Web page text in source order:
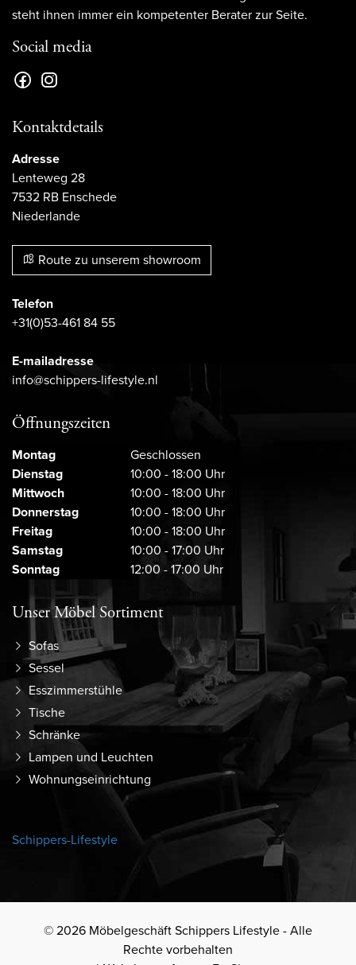
steht ihnen immer ein kompetenter Berater zur Seite.
Social media
Kontaktdetails
Adresse
Lenteweg 28
7532 RB Enschede
Niederlande
Route zu unserem showroom
Telefon
+31(0)53-461 84 55
E-mailadresse
info@schippers-lifestyle.nl
Öffnungszeiten
Montag
Geschlossen
Dienstag
10:00 - 18:00 Uhr
Mittwoch
10:00 - 18:00 Uhr
Donnerstag
10:00 - 18:00 Uhr
Freitag
10:00 - 18:00 Uhr
Samstag
10:00 - 17:00 Uhr
Sonntag
12:00 - 17:00 Uhr
Unser Möbel Sortiment
Sofas
Sessel
Esszimmerstühle
Tische
Schränke
Lampen und Leuchten
Wohnungseinrichtung
Schippers-Lifestyle
© 2026 Möbelgeschäft Schippers Lifestyle - Alle
Rechte vorbehalten